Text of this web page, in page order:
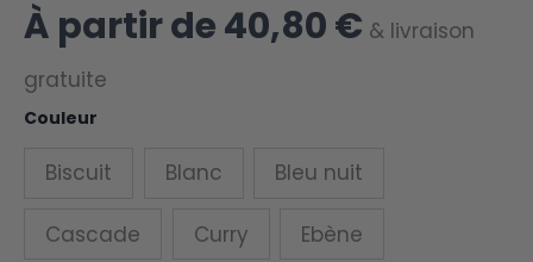
À partir de40,80€ & livraison
gratuite
Couleur
Biscuit Blanc Bleu nuit
Cascade Curry Ebène